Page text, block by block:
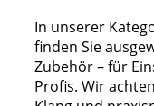
In unserer
finden Sie
Zubehör – für
Profis. Wir